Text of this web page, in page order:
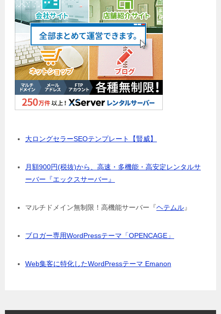
大ロングセラーSEOテンプレート【賢威】
月額900円(税抜)から、高速・多機能・高安定レンタルサ
ーバー『エックスサーバー』
マルチドメイン無制限！高機能サーバー『ヘテムル』
ブロガー専用WordPressテーマ「OPENCAGE」
Web集客に特化したWordPressテーマ Emanon